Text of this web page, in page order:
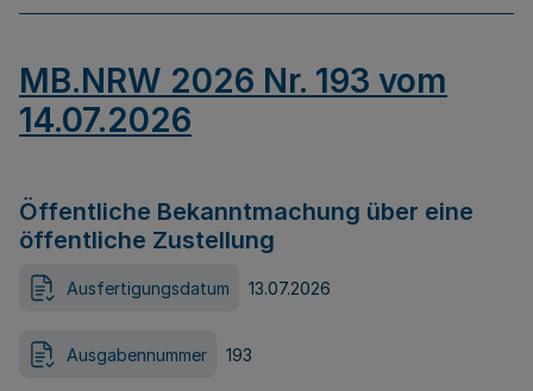
MB.NRW 2026 Nr. 193 vom
14.07.2026
Öffentliche Bekanntmachung über eine
öffentliche Zustellung
Ausfertigungsdatum 13.07.2026
Ausgabennummer 193